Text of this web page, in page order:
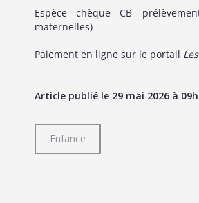
Espèce - chèque - CB –
maternelles)
Paiement en ligne sur le portail
Article publié le 29 mai 2026 à
Enfance